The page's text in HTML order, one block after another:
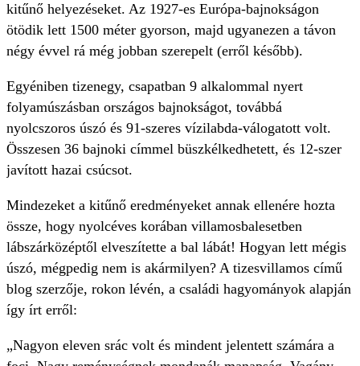
kitűnő helyezéseket. Az 1927-es Európa-bajnokságon
ötödik lett 1500 méter gyorson, majd ugyanezen a távon
négy évvel rá még jobban szerepelt (erről később).
Egyéniben tizenegy, csapatban 9 alkalommal nyert
folyamúszásban országos bajnokságot, továbbá
nyolcszoros úszó és 91-szeres vízilabda-válogatott volt.
Összesen 36 bajnoki címmel büszkélkedhetett, és 12-szer
javított hazai csúcsot.
Mindezeket a kitűnő eredményeket annak ellenére hozta
össze, hogy nyolcéves korában villamosbalesetben
lábszárközéptől elveszítette a bal lábát! Hogyan lett mégis
úszó, mégpedig nem is akármilyen? A tizesvillamos című
blog szerzője, rokon lévén, a családi hagyományok alapján
így írt erről:
„Nagyon eleven srác volt és mindent jelentett számára a